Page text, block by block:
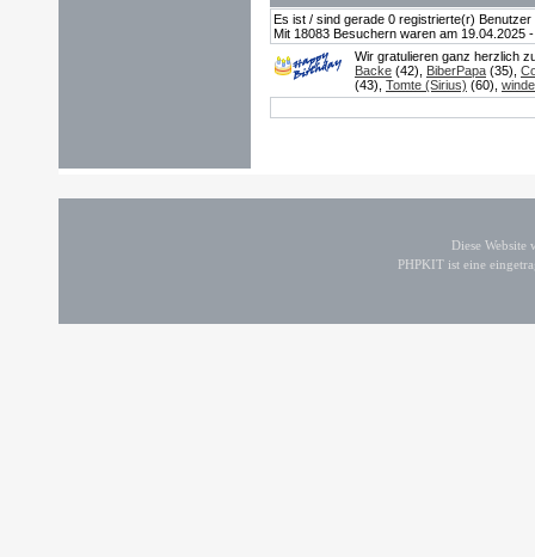
Es ist / sind gerade 0 registrierte(r)
Mit 18083 Besuchern waren am 19.04.2025
Wir gratulieren ganz herzlich
Backe (42), BiberPapa (35),
(43), Tomte (Sirius) (60),
Diese
PHPKIT ist eine